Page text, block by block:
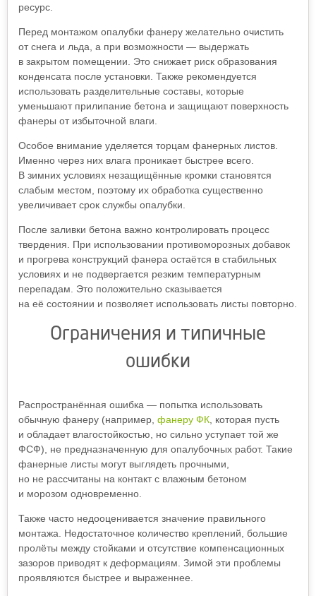
ресурс.
Перед монтажом опалубки фанеру желательно очистить
от снега и льда, а при возможности — выдержать
в закрытом помещении. Это снижает риск образования
конденсата после установки. Также рекомендуется
использовать разделительные составы, которые
уменьшают прилипание бетона и защищают поверхность
фанеры от избыточной влаги.
Особое внимание уделяется торцам фанерных листов.
Именно через них влага проникает быстрее всего.
В зимних условиях незащищённые кромки становятся
слабым местом, поэтому их обработка существенно
увеличивает срок службы опалубки.
После заливки бетона важно контролировать процесс
твердения. При использовании противоморозных добавок
и прогрева конструкций фанера остаётся в стабильных
условиях и не подвергается резким температурным
перепадам. Это положительно сказывается
на её состоянии и позволяет использовать листы повторно.
Ограничения и типичные
ошибки
Распространённая ошибка — попытка использовать
обычную фанеру (например, фанеру ФК, которая пусть
и обладает влагостойкостью, но сильно уступает той же
ФСФ), не предназначенную для опалубочных работ. Такие
фанерные листы могут выглядеть прочными,
но не рассчитаны на контакт с влажным бетоном
и морозом одновременно.
Также часто недооценивается значение правильного
монтажа. Недостаточное количество креплений, большие
пролёты между стойками и отсутствие компенсационных
зазоров приводят к деформациям. Зимой эти проблемы
проявляются быстрее и выраженнее.